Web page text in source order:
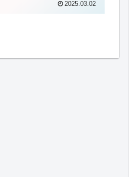
2025.03.02